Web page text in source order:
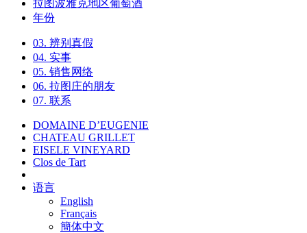
拉图波雅克地区葡萄酒
年份
03. 辨别真假
04. 实事
05. 销售网络
06. 拉图庄的朋友
07. 联系
DOMAINE D’EUGENIE
CHATEAU GRILLET
EISELE VINEYARD
Clos de Tart
语言
English
Français
簡体中文